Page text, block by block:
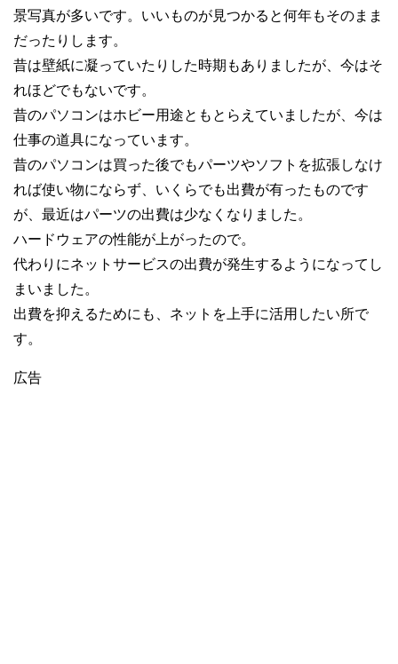
景写真が多いです。いいものが見つかると何年もそのまま
だったりします。
昔は壁紙に凝っていたりした時期もありましたが、今はそ
れほどでもないです。
昔のパソコンはホビー用途ともとらえていましたが、今は
仕事の道具になっています。
昔のパソコンは買った後でもパーツやソフトを拡張しなけ
れば使い物にならず、いくらでも出費が有ったものです
が、最近はパーツの出費は少なくなりました。
ハードウェアの性能が上がったので。
代わりにネットサービスの出費が発生するようになってし
まいました。
出費を抑えるためにも、ネットを上手に活用したい所で
す。
広告